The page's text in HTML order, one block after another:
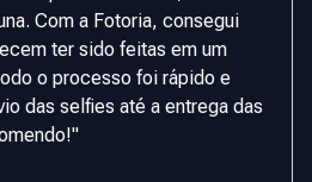
Com a Fotoria, consegui
ter sido feitas em um
o processo foi rápido e
das selfies até a entrega das
"